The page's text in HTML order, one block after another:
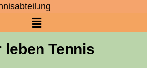
leben Tennis